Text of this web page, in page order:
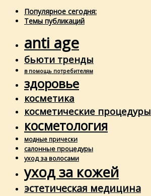
Популярное сегодня:
Темы публикаций
anti age
бьюти тренды
в помощь потребителям
здоровье
косметика
косметические процедуры
косметология
модные прически
салонные процедуры
уход за волосами
уход за кожей
эстетическая медицина